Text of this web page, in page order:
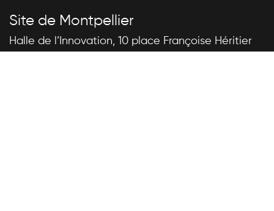
Site de Montpellier
Halle de l’Innovation, 10 place Françoise Héritier